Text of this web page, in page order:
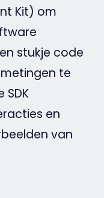
Kit) om
stukje code
te
SDK
en
van